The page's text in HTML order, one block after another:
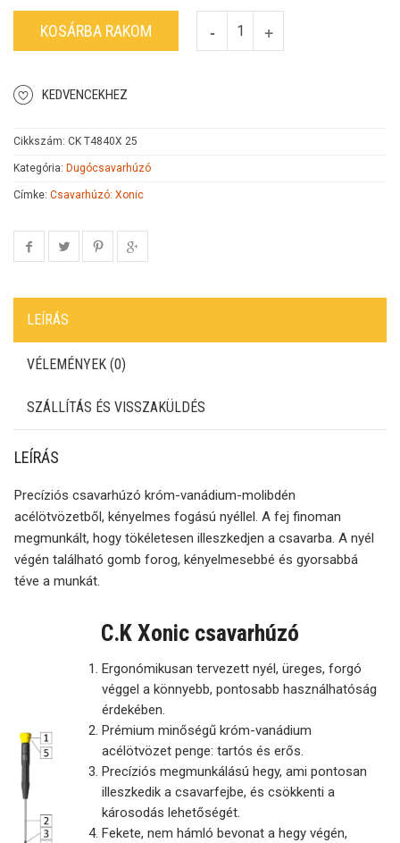
KOSÁRBA RAKOM
KEDVENCEKHEZ
Cikkszám: CK T4840X 25
Kategória: Dugócsavarhúzó
Címke: Csavarhúzó: Xonic
LEÍRÁS
VÉLEMÉNYEK (0)
SZÁLLÍTÁS ÉS VISSZAKÜLDÉS
LEÍRÁS
Precíziós csavarhúzó króm-vanádium-molibdén
acélötvözetből, kényelmes fogású nyéllel. A fej finoman
megmunkált, hogy tökéletesen illeszkedjen a csavarba. A nyél
végén található gomb forog, kényelmesebbé és gyorsabbá
téve a munkát.
C.K Xonic csavarhúzó
Ergonómikusan tervezett nyél, üreges, forgó
véggel a könnyebb, pontosabb használhatóság
érdekében.
Prémium minőségű króm-vanádium
acélötvözet penge: tartós és erős.
Precíziós megmunkálású hegy, ami pontosan
illeszkedik a csavarfejbe, és csökkenti a
károsodás lehetőségét.
Fekete, nem hámló bevonat a hegy végén,